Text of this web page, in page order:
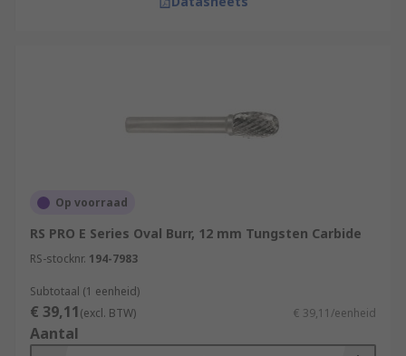
Op voorraad
RS PRO E Series Oval Burr, 12 mm Tungsten Carbide
RS-stocknr. 194-7983
Subtotaal (1 eenheid)
€ 39,11(excl. BTW) € 39,11/eenheid
Aantal